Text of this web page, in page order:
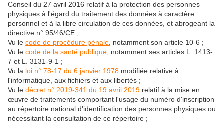
Conseil du 27 avril 2016 relatif à la protection des personnes
physiques à l'égard du traitement des données à caractère
personnel et à la libre circulation de ces données, et abrogeant la
directive n° 95/46/CE ;
Vu le code de procédure pénale , notamment son article 10-6 ;
Vu le code de la santé publique , notamment ses articles L. 1413-
7 et L. 3131-9-1 ;
Vu la loi n° 78-17 du 6 janvier 1978 modifiée relative à
l'informatique, aux fichiers et aux libertés ;
Vu le décret n° 2019-341 du 19 avril 2019 relatif à la mise en
œuvre de traitements comportant l'usage du numéro d'inscription
au répertoire national d'identification des personnes physiques ou
nécessitant la consultation de ce répertoire ;